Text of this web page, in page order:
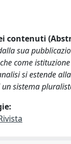
contenuti
sua
come
si estende
sistema